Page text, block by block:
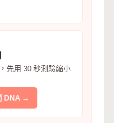
先用 30 秒測驗縮小
DNA →